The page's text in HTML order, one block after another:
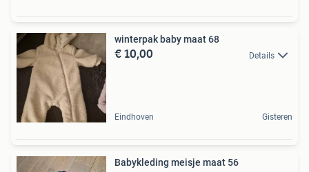
winterpak baby maat 68
€ 10,00 Details
Eindhoven Gisteren
Babykleding meisje maat 56